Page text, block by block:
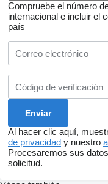
Compruebe el número
internacional e incluir el
país
Al hacer clic aquí,
de privacidad y nuestro
Procesaremos sus
solicitud.